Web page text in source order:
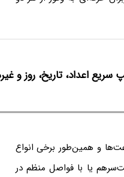
و همین‌طور برخی انواع
یا با فواصل منظم در